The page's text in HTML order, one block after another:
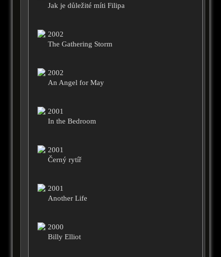
Jak je důležité míti Filipa
2002
The Gathering Storm
2002
An Angel for May
2001
In the Bedroom
2001
Černý rytíř
2001
Another Life
2000
Billy Elliot